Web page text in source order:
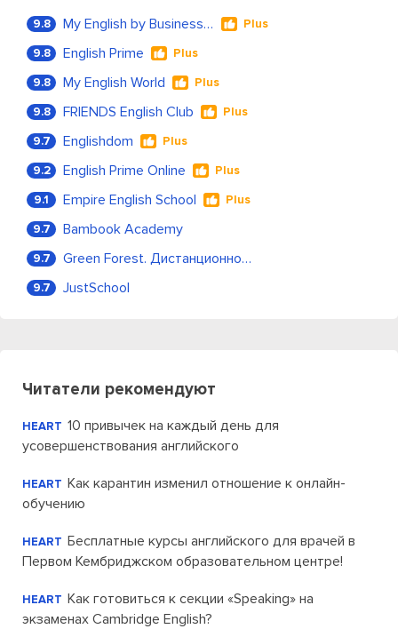
9.8 My English by Business Language Plus
9.8 English Prime Plus
9.8 My English World Plus
9.8 FRIENDS English Club Plus
9.7 Englishdom Plus
9.2 English Prime Online Plus
9.1 Empire English School Plus
9.7 Bambook Academy
9.7 Green Forest. Дистанционное обучение
9.7 JustSchool
Читатели рекомендуют
HEART 10 привычек на каждый день для
усовершенствования английского
HEART Как карантин изменил отношение к онлайн-
обучению
HEART Бесплатные курсы английского для врачей в
Первом Кембриджском образовательном центре!
HEART Как готовиться к секции «Speaking» на
экзаменах Cambridge English?